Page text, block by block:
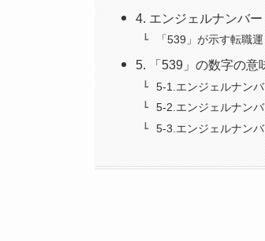
4. エンジェルナンバ
「539」が示す転職運
5. 「539」の数字の意
5-1.エンジェルナン
5-2.エンジェルナン
5-3.エンジェルナン